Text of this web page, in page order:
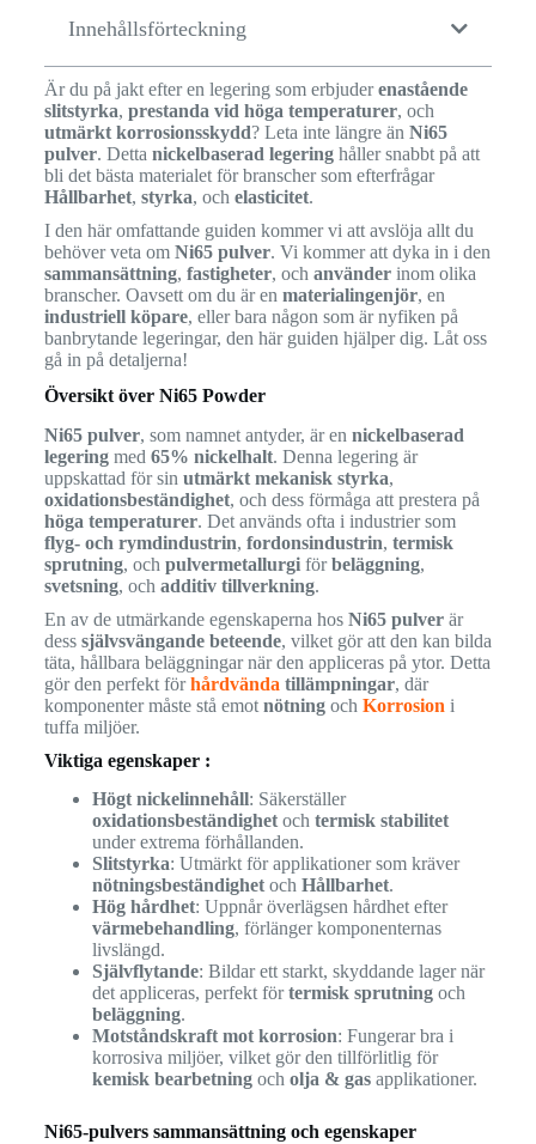
Innehållsförteckning
Är du på jakt efter en legering som erbjuderenastående
slitstyrka, prestanda vid höga temperaturer, och
utmärkt korrosionsskydd? Leta inte längre än Ni65
pulver. Detta nickelbaserad legeringhåller snabbt på att
bli det bästa materialet för branscher som efterfrågar
Hållbarhet, styrka, och elasticitet.
I den här omfattande guiden kommer vi att avslöja allt du
behöver veta om Ni65 pulver. Vi kommer att dyka in i den
sammansättning, fastigheter, och använderinom olika
branscher. Oavsett om du är en materialingenjör, en
industriell köpare, eller bara någon som är nyfiken på
banbrytande legeringar, den här guiden hjälper dig. Låt oss
gå in på detaljerna!
Översikt över Ni65 Powder
Ni65 pulver, som namnet antyder, är en nickelbaserad
legeringmed 65% nickelhalt. Denna legering är
uppskattad för sin utmärkt mekanisk styrka,
oxidationsbeständighet, och dess förmåga att prestera på
höga temperaturer. Det används ofta i industrier som
flyg- och rymdindustrin, fordonsindustrin, termisk
sprutning, och pulvermetallurgiförbeläggning,
svetsning, och additiv tillverkning.
En av de utmärkande egenskaperna hos Ni65 pulverär
dess självsvängande beteende, vilket gör att den kan bilda
täta, hållbara beläggningar när den appliceras på ytor. Detta
gör den perfekt för hårdvända tillämpningar, där
komponenter måste stå emot nötningoch Korrosion i
tuffa miljöer.
Viktiga egenskaper :
Högt nickelinnehåll: Säkerställer
oxidationsbeständighetoch termisk stabilitet
under extrema förhållanden.
Slitstyrka: Utmärkt för applikationer som kräver
nötningsbeständighetoch Hållbarhet.
Hög hårdhet: Uppnår överlägsen hårdhet efter
värmebehandling, förlänger komponenternas
livslängd.
Självflytande: Bildar ett starkt, skyddande lager när
det appliceras, perfekt förtermisk sprutningoch
beläggning.
Motståndskraft mot korrosion: Fungerar bra i
korrosiva miljöer, vilket gör den tillförlitlig för
kemisk bearbetningoch olja & gasapplikationer.
Ni65-pulvers sammansättning och egenskaper